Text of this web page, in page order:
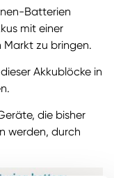
Batterien
mit einer
zu bringen.
Akkublöcke in
die bisher
werden, durch